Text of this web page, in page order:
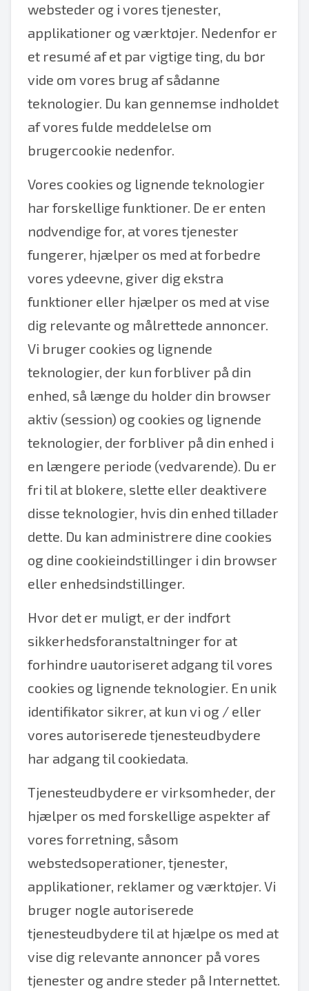
websteder og i vores tjenester,
applikationer og værktøjer. Nedenfor er
et resumé af et par vigtige ting, du bør
vide om vores brug af sådanne
teknologier. Du kan gennemse indholdet
af vores fulde meddelelse om
brugercookie nedenfor.
Vores cookies og lignende teknologier
har forskellige funktioner. De er enten
nødvendige for, at vores tjenester
fungerer, hjælper os med at forbedre
vores ydeevne, giver dig ekstra
funktioner eller hjælper os med at vise
dig relevante og målrettede annoncer.
Vi bruger cookies og lignende
teknologier, der kun forbliver på din
enhed, så længe du holder din browser
aktiv (session) og cookies og lignende
teknologier, der forbliver på din enhed i
en længere periode (vedvarende). Du er
fri til at blokere, slette eller deaktivere
disse teknologier, hvis din enhed tillader
dette. Du kan administrere dine cookies
og dine cookieindstillinger i din browser
eller enhedsindstillinger.
Hvor det er muligt, er der indført
sikkerhedsforanstaltninger for at
forhindre uautoriseret adgang til vores
cookies og lignende teknologier. En unik
identifikator sikrer, at kun vi og / eller
vores autoriserede tjenesteudbydere
har adgang til cookiedata.
Tjenesteudbydere er virksomheder, der
hjælper os med forskellige aspekter af
vores forretning, såsom
webstedsoperationer, tjenester,
applikationer, reklamer og værktøjer. Vi
bruger nogle autoriserede
tjenesteudbydere til at hjælpe os med at
vise dig relevante annoncer på vores
tjenester og andre steder på Internettet.